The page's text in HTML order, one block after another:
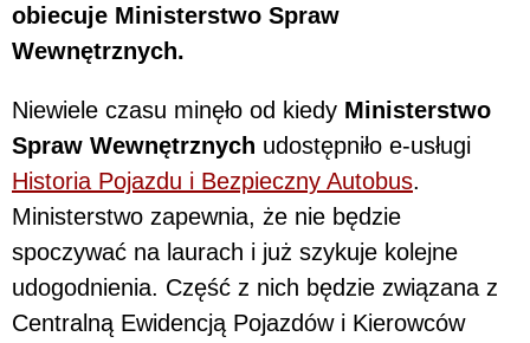
obiecuje Ministerstwo Spraw
Wewnętrznych.
Niewiele czasu minęło od kiedy Ministerstwo
Spraw Wewnętrznych udostępniło e-usługi
Historia Pojazdu i Bezpieczny Autobus.
Ministerstwo zapewnia, że nie będzie
spoczywać na laurach i już szykuje kolejne
udogodnienia. Część z nich będzie związana z
Centralną Ewidencją Pojazdów i Kierowców